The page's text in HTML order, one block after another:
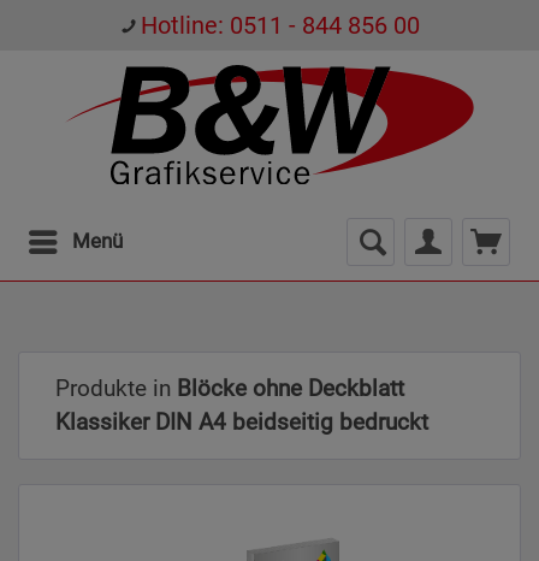
Hotline: 0511 - 844 856 00
Menü
Produkte in Blöcke ohne Deckblatt
Klassiker DIN A4 beidseitig bedruckt